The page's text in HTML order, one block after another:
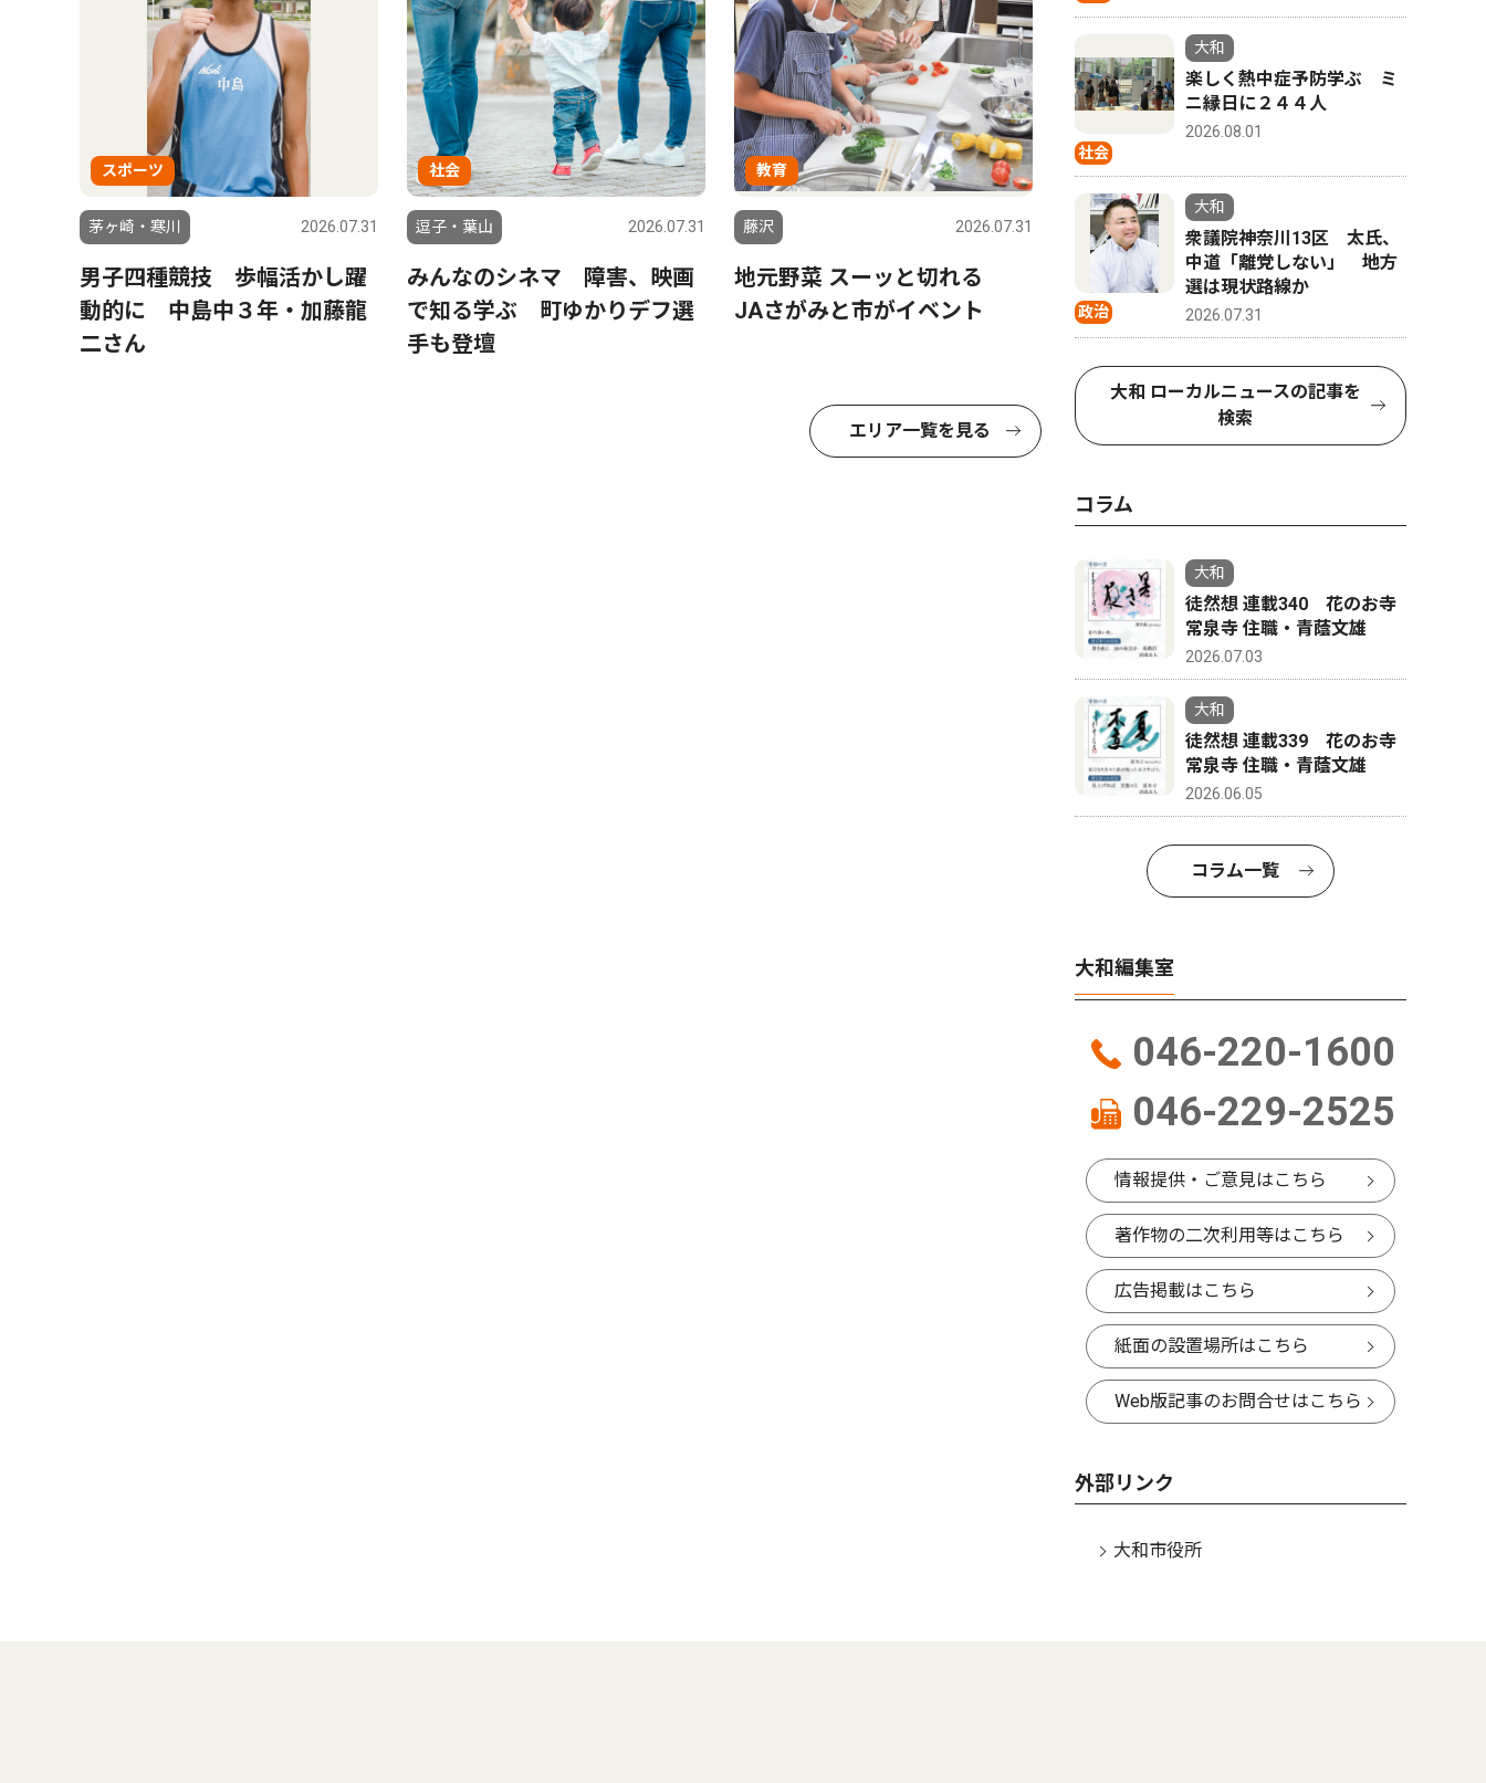
スポーツ
茅ヶ崎・寒川 2026.07.31
男子四種競技 歩幅活かし躍
動的に 中島中３年・加藤龍
二さん
社会
逗子・葉山 2026.07.31
みんなのシネマ 障害、映画
で知る学ぶ 町ゆかりデフ選
手も登壇
教育
藤沢 2026.07.31
地元野菜 スーッと切れる
JAさがみと市がイベント
エリア一覧を見る
社会
大和
楽しく熱中症予防学ぶ ミ
ニ縁日に２４４人
2026.08.01
政治
大和
衆議院神奈川13区 太氏、
中道「離党しない」 地方
選は現状路線か
2026.07.31
大和 ローカルニュースの記事を
検索
コラム
大和
徒然想 連載340 花のお寺
常泉寺 住職・青蔭文雄
2026.07.03
大和
徒然想 連載339 花のお寺
常泉寺 住職・青蔭文雄
2026.06.05
コラム一覧
大和編集室
046-220-1600
046-229-2525
情報提供・ご意見はこちら
著作物の二次利用等はこちら
広告掲載はこちら
紙面の設置場所はこちら
Web版記事のお問合せはこちら
外部リンク
大和市役所